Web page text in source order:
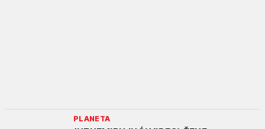
PLANETA